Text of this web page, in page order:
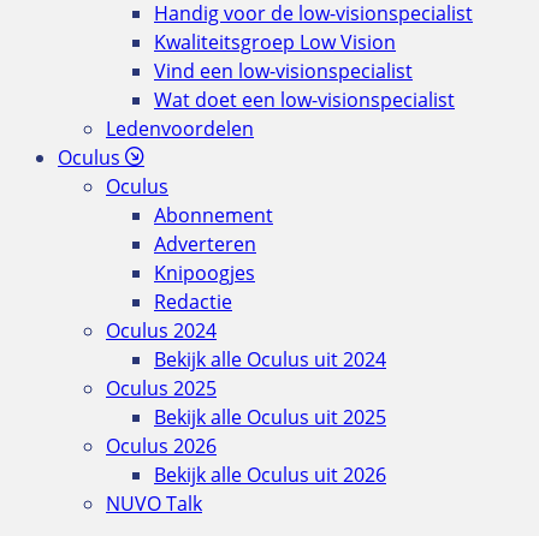
Handig voor de low-visionspecialist
Kwaliteitsgroep Low Vision
Vind een low-visionspecialist
Wat doet een low-visionspecialist
Ledenvoordelen
Oculus
Oculus
Abonnement
Adverteren
Knipoogjes
Redactie
Oculus 2024
Bekijk alle Oculus uit 2024
Oculus 2025
Bekijk alle Oculus uit 2025
Oculus 2026
Bekijk alle Oculus uit 2026
NUVO Talk